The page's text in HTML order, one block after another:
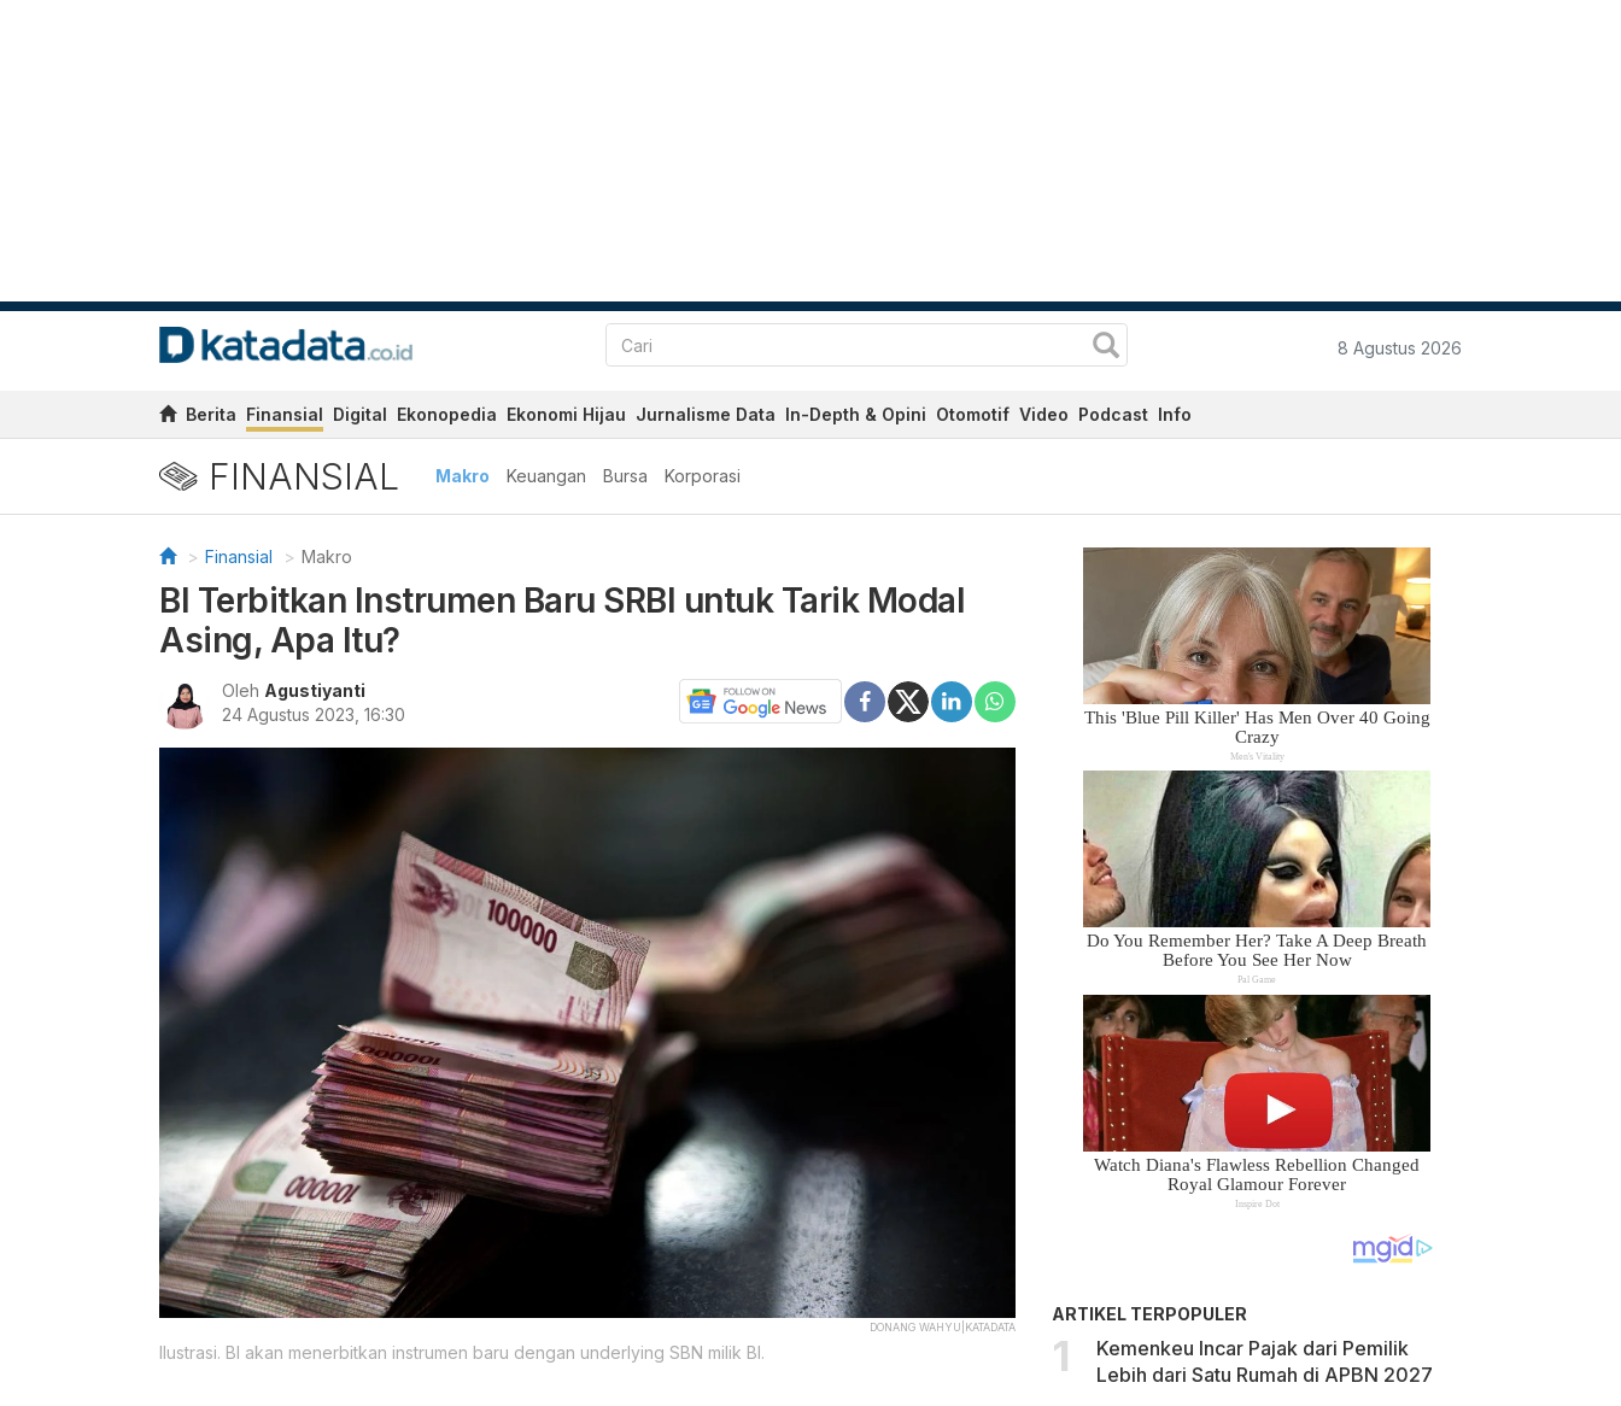
8 Agustus 2026
Berita Finansial Digital Ekonopedia Ekonomi Hijau Jurnalisme Data In-Depth & Opini Otomotif Video Podcast Info
FINANSIAL Makro Keuangan Bursa Korporasi
Finansial Makro
BI Terbitkan Instrumen Baru SRBI untuk Tarik Modal
Asing, Apa Itu?
Oleh Agustiyanti
24 Agustus 2023, 16:30
DONANG WAHYU|KATADATA
Ilustrasi. BI akan menerbitkan instrumen baru dengan underlying SBN milik BI.
ARTIKEL TERPOPULER
Kemenkeu Incar Pajak dari Pemilik
Lebih dari Satu Rumah di APBN 2027